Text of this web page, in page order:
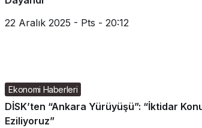
22 Aralık 2025 - Pts - 20:12
Ekonomi Haberleri
DİSK’ten “Ankara Yürüyüşü”: “İktidar
Eziliyoruz”